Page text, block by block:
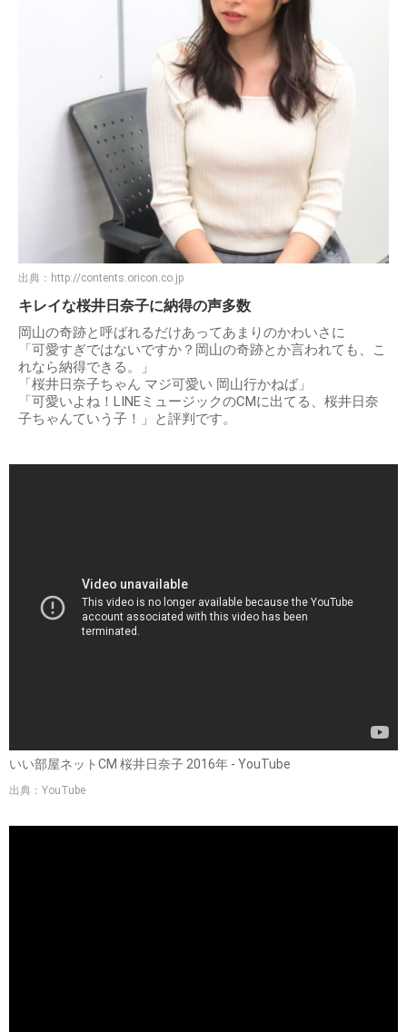
出典： http://contents.oricon.co.jp
キレイな桜井日奈子に納得の声多数
岡山の奇跡と呼ばれるだけあってあまりのかわいさに
「可愛すぎではないですか？岡山の奇跡とか言われても、こ
れなら納得できる。」
「桜井日奈子ちゃん マジ可愛い 岡山行かねば」
「可愛いよね！LINEミュージックのCMに出てる、桜井日奈
子ちゃんていう子！」と評判です。
いい部屋ネットCM 桜井日奈子 2016年 - YouTube
出典：YouTube